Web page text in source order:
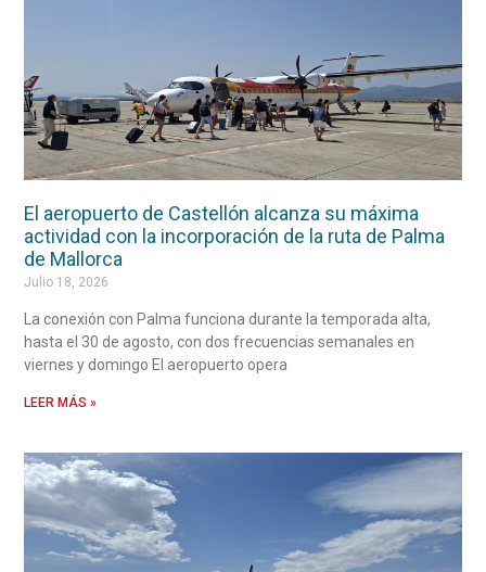
El aeropuerto de Castellón alcanza su máxima
actividad con la incorporación de la ruta de Palma
de Mallorca
Julio 18, 2026
La conexión con Palma funciona durante la temporada alta,
hasta el 30 de agosto, con dos frecuencias semanales en
viernes y domingo El aeropuerto opera
LEER MÁS »